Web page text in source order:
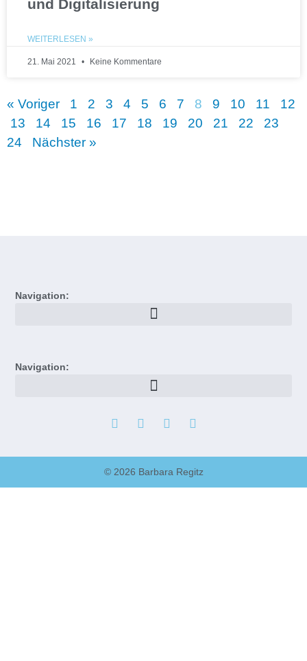
und Digitalisierung
WEITERLESEN »
21. Mai 2021 Keine Kommentare
« Voriger 1 2 3 4 5 6 7 8 9 10 11
12
13
14 15 16 17 18 19 20 21 22
23
24
Nächster »
Navigation:
Navigation:
© 2026 Barbara Regitz